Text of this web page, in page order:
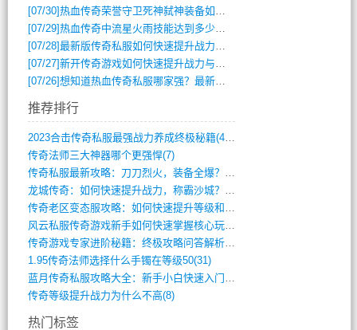
[07/30]热血传奇荣誉守卫死神弑神装备如何获取与佩戴攻略？
[07/29]热血传奇中流星火雨技能达到多少级可以开始练装备？
[07/28]最新版传奇私服如何快速提升战力与获取稀有装备？
[07/27]新开传奇游戏如何快速提升战力与获取稀有装备？
[07/26]想知道热血传奇私服哪家强？最新排行榜攻略全解析
推荐排行
2023合击传奇私服最强战力养成终极秘籍(428)
传奇法师三大神器哪个更强悍(7)
传奇私服最新攻略：刀刀烈火，装备全爆？攻(813)
龙城传奇：如何快速提升战力，称霸沙城？(802)
传奇老区变态服攻略：如何快速提升等级和战(379)
风云私服传奇游戏新手如何快速掌握核心玩法(616)
传奇游戏专家进阶秘籍：终极攻略问答解析(848)
1.95传奇法师选择什么手镯在等级50(31)
蓝月传奇私服攻略大全：新手小白快速入门指(386)
传奇等级提升战力为什么不高(8)
热门标签